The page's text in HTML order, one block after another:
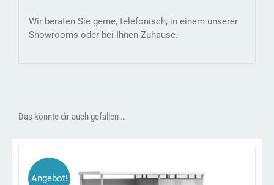
Wir beraten Sie gerne, telefonisch, in einem unserer
Showrooms oder bei Ihnen Zuhause.
Das könnte dir auch gefallen …
Angebot!